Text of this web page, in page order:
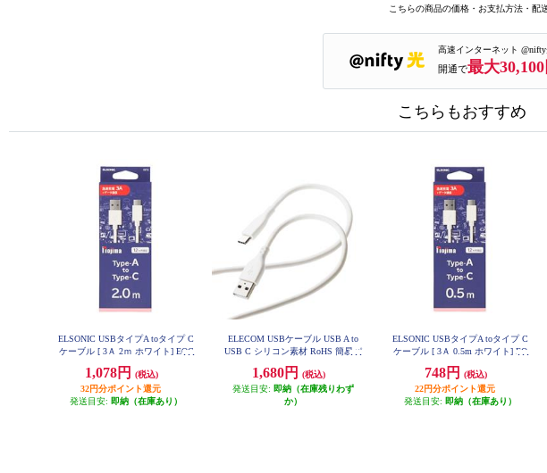
こちらの商品の価格・お支払方法・配
高速インターネット
開通で最大
こちらもおすすめ
ELSONIC USBタイプA toタイプ C
ケーブル [ 3Ａ 2ｍ ホワイト] EOC
1,078円
(税込)
32円分ポイント還元
発送目安: 即納（在庫あり）
ELECOM USBケーブル USB A to
USB C シリコン素材 RoHS 簡易パ
H
1,680円
(税込)
発送目安: 即納（在庫残りわず
か）
ELSONIC USBタイプA toタイプ C
ケーブル [ 3Ａ 0.5m ホワイト] EO
748円
(税込)
22円分ポイント還元
発送目安: 即納（在庫あり）